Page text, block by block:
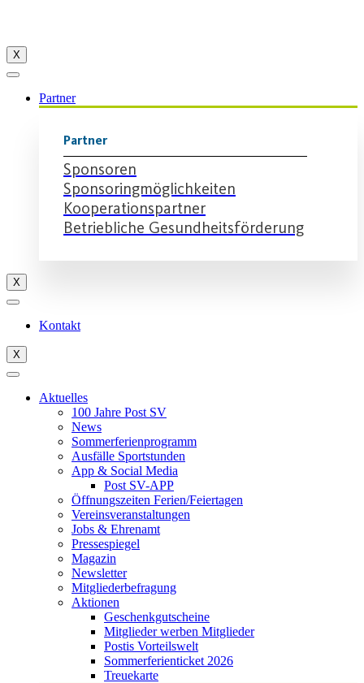
X
Partner
Partner
Sponsoren
Sponsoringmöglichkeiten
Kooperationspartner
Betriebliche Gesundheitsförderung
X
Kontakt
X
Aktuelles
100 Jahre Post SV
News
Sommerferienprogramm
Ausfälle Sportstunden
App & Social Media
Post SV-APP
Öffnungszeiten Ferien/Feiertagen
Vereinsveranstaltungen
Jobs & Ehrenamt
Pressespiegel
Magazin
Newsletter
Mitgliederbefragung
Aktionen
Geschenkgutscheine
Mitglieder werben Mitglieder
Postis Vorteilswelt
Sommerferienticket 2026
Treuekarte